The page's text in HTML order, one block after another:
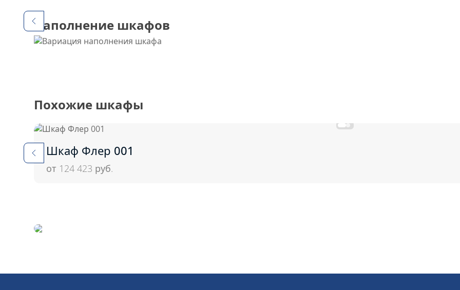
Наполнение шкафов
Похожие шкафы
Шкаф Флер 001
от 124 423 руб.